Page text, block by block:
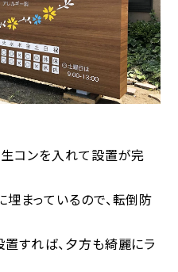
コンを入れて設置が完
まっているので、転倒防
すれば、夕方も綺麗にラ